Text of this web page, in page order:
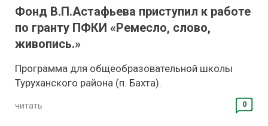
Фонд В.П.Астафьева приступил к работе
по гранту ПФКИ «Ремесло, слово,
живопись.»
Программа для общеобразовательной школы
Туруханского района (п. Бахта).
читать 0